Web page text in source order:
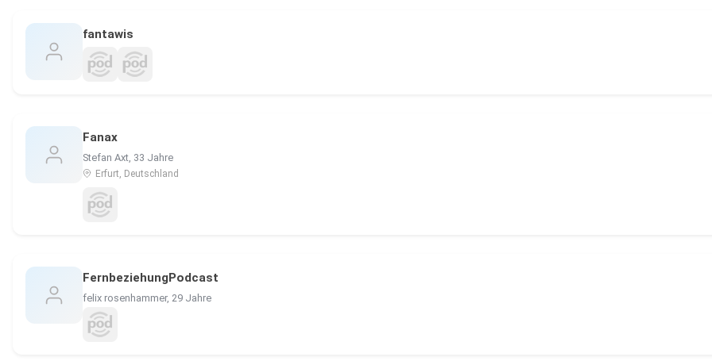
fantawis
Fanax
Stefan Axt, 33 Jahre
Erfurt, Deutschland
FernbeziehungPodcast
felix rosenhammer, 29 Jahre